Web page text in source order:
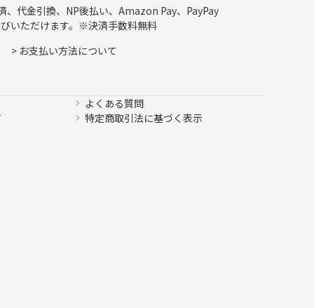
、代金引換、NP後払い、Amazon Pay、PayPay
いただけます。※決済手数料無料
> お支払い方法について
よくある質問
特定商取引法に基づく表示